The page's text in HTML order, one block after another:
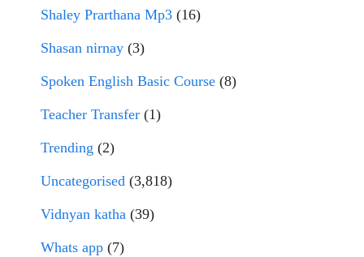
Shaley Prarthana Mp3 (16)
Shasan nirnay (3)
Spoken English Basic Course (8)
Teacher Transfer (1)
Trending (2)
Uncategorised (3,818)
Vidnyan katha (39)
Whats app (7)